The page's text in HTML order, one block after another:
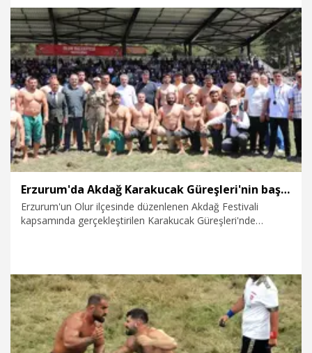
7.07.2026 Gündem
Erzurum'da Akdağ Karakucak Güreşleri'nin başpehlivanı Kenan Gör oldu
Erzurum'un Olur ilçesinde düzenlenen Akdağ Festivali
kapsamında gerçekleştirilen Karakucak Güreşleri'nde
6.07.2026 Spor